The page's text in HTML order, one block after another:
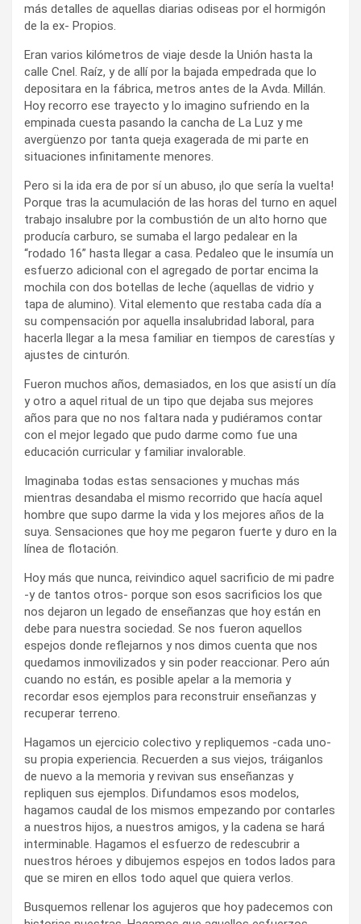
más detalles de aquellas diarias odiseas por el hormigón
de la ex- Propios.
Eran varios kilómetros de viaje desde la Unión hasta la
calle Cnel. Raíz, y de allí por la bajada empedrada que lo
depositara en la fábrica, metros antes de la Avda. Millán.
Hoy recorro ese trayecto y lo imagino sufriendo en la
empinada cuesta pasando la cancha de La Luz y me
avergüenzo por tanta queja exagerada de mi parte en
situaciones infinitamente menores.
Pero si la ida era de por sí un abuso, ¡lo que sería la vuelta!
Porque tras la acumulación de las horas del turno en aquel
trabajo insalubre por la combustión de un alto horno que
producía carburo, se sumaba el largo pedalear en la
“rodado 16” hasta llegar a casa. Pedaleo que le insumía un
esfuerzo adicional con el agregado de portar encima la
mochila con dos botellas de leche (aquellas de vidrio y
tapa de alumino). Vital elemento que restaba cada día a
su compensación por aquella insalubridad laboral, para
hacerla llegar a la mesa familiar en tiempos de carestías y
ajustes de cinturón.
Fueron muchos años, demasiados, en los que asistí un día
y otro a aquel ritual de un tipo que dejaba sus mejores
años para que no nos faltara nada y pudiéramos contar
con el mejor legado que pudo darme como fue una
educación curricular y familiar invalorable.
Imaginaba todas estas sensaciones y muchas más
mientras desandaba el mismo recorrido que hacía aquel
hombre que supo darme la vida y los mejores años de la
suya. Sensaciones que hoy me pegaron fuerte y duro en la
línea de flotación.
Hoy más que nunca, reivindico aquel sacrificio de mi padre
-y de tantos otros- porque son esos sacrificios los que
nos dejaron un legado de enseñanzas que hoy están en
debe para nuestra sociedad. Se nos fueron aquellos
espejos donde reflejarnos y nos dimos cuenta que nos
quedamos inmovilizados y sin poder reaccionar. Pero aún
cuando no están, es posible apelar a la memoria y
recordar esos ejemplos para reconstruir enseñanzas y
recuperar terreno.
Hagamos un ejercicio colectivo y repliquemos -cada uno-
su propia experiencia. Recuerden a sus viejos, tráiganlos
de nuevo a la memoria y revivan sus enseñanzas y
repliquen sus ejemplos. Difundamos esos modelos,
hagamos caudal de los mismos empezando por contarles
a nuestros hijos, a nuestros amigos, y la cadena se hará
interminable. Hagamos el esfuerzo de redescubrir a
nuestros héroes y dibujemos espejos en todos lados para
que se miren en ellos todo aquel que quiera verlos.
Busquemos rellenar los agujeros que hoy padecemos con